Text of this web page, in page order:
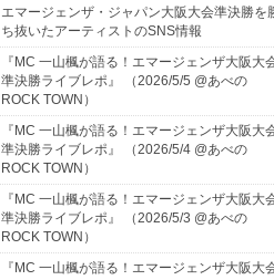
エマージェンザ・ジャパン大阪大会準決勝を
ち抜いたアーティストのSNS情報
『MC 一山楓が語る！エマージェンザ大阪大
準決勝ライブレポ』 （2026/5/5 @あべの
ROCK TOWN）
『MC 一山楓が語る！エマージェンザ大阪大
準決勝ライブレポ』 （2026/5/4 @あべの
ROCK TOWN）
『MC 一山楓が語る！エマージェンザ大阪大
準決勝ライブレポ』 （2026/5/3 @あべの
ROCK TOWN）
『MC 一山楓が語る！エマージェンザ大阪大